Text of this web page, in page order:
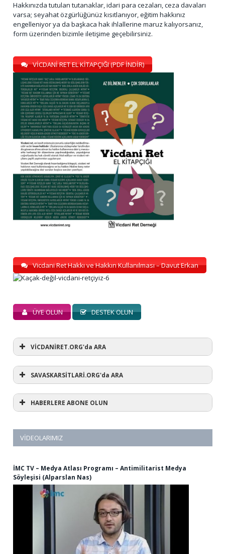
Hakkınızda tutulan tutanaklar, idari para cezaları, ceza davaları
varsa; seyahat özgürlüğünüz kısıtlanıyor, eğitim hakkınız
engelleniyor ya da başkaca hak ihlallerine maruz kalıyorsanız,
form üzerinden bizimle iletişime geçebilirsiniz.
VİCDANİ RET EL KİTAPÇIĞI (PDF İNDİR)
Vicdani Ret Hakkı ve Hakkın Kullanılması – Davut Erkan
ÜYE OLUN DESTEK OLUN
VİCDANİRET.ORG'da ARA
SAVASKARSİTLARİ.ORG'da ARA
HABERLERE ABONE OLUN
VIDEOLARIMIZ
İMC TV – Medya Atlası Programı – Antimilitarist Medya
Söyleşisi (Alparslan Nas)